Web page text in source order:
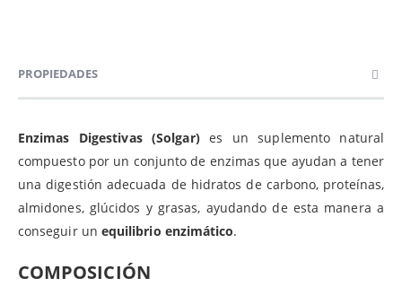
PROPIEDADES
Enzimas Digestivas (Solgar)es un suplemento natural
compuesto por un conjunto de enzimas que ayudan a tener
una digestión adecuada de hidratos de carbono, proteínas,
almidones, glúcidos y grasas, ayudando de esta manera a
conseguir un equilibrio enzimático.
COMPOSICIÓN